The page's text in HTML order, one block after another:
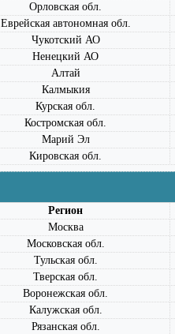
Орловская обл.
Еврейская автономная обл.
Чукотский АО
Ненецкий АО
Алтай
Калмыкия
Курская обл.
Костромская обл.
Марий Эл
Кировская обл.
Регион
Москва
Московская обл.
Тульская обл.
Тверская обл.
Воронежская обл.
Калужская обл.
Рязанская обл.